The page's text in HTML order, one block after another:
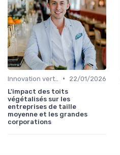
•
22/01/2026
L'impact des toits
végétalisés sur les
entreprises de taille
moyenne et les grandes
corporations